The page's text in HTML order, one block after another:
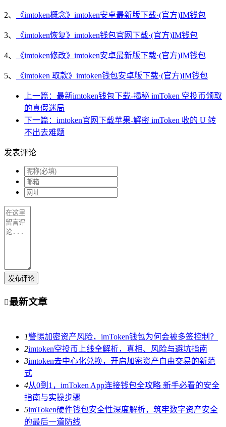
2、 《imtoken概念》imtoken安卓最新版下载·(官方)IM钱包
3、 《imtoken恢复》imtoken钱包官网下载·(官方)IM钱包
4、 《imtoken修改》imtoken安卓最新版下载·(官方)IM钱包
5、 《imtoken 取款》imtoken钱包安卓版下载·(官方)IM钱包
上一篇：最新imtoken钱包下载-揭秘 imToken 空投币领取
的真假迷局
下一篇：imtoken官网下载苹果-解密 imToken 收的 U 转
不出去难题
发表评论
发布评论
最新文章
1警惕加密资产风险，imToken钱包为何会被多签控制？
2imtoken空投币上线全解析，真相、风险与避坑指南
3imtoken去中心化兑换，开启加密资产自由交易的新范
式
4从0到1，imToken App连接钱包全攻略 新手必看的安全
指南与实操步骤
5imToken硬件钱包安全性深度解析，筑牢数字资产安全
的最后一道防线